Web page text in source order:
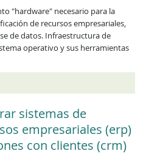
"hardware" necesario para la
de recursos empresariales,
de datos. Infraestructura de
operativo y sus herramientas
sistemas de
empresariales (erp)
con clientes (crm)